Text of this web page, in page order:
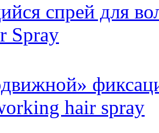
спрей для
Spray
hair spray